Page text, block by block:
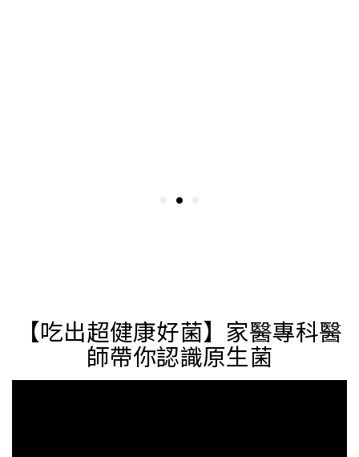
【吃出超健康好菌】家醫專科醫
師帶你認識原生菌